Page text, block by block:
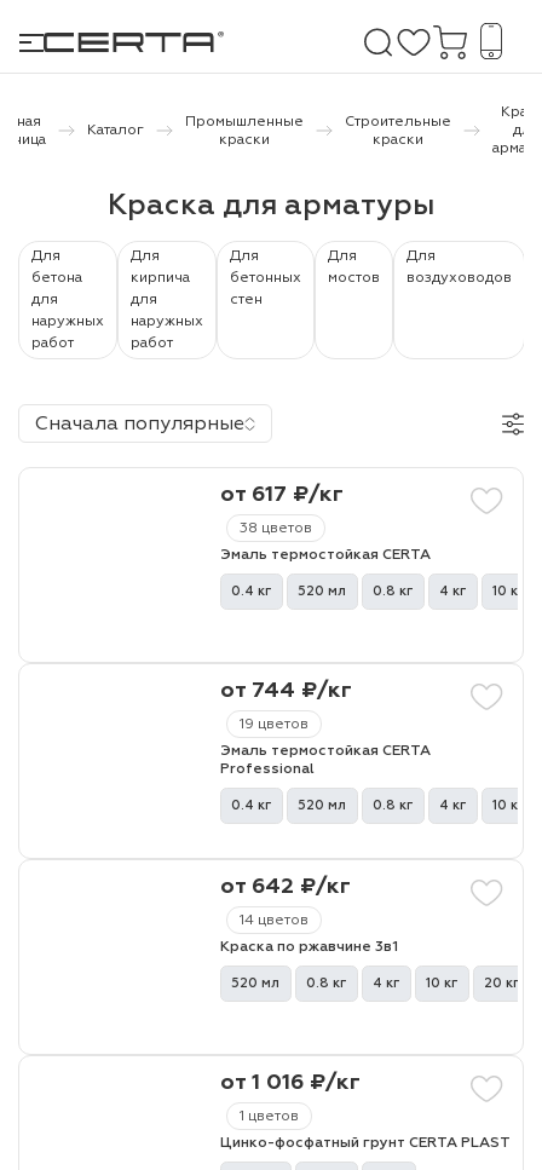
и дачи
металлу
по
Каталог
Промышленные
краски
Строительные
краски
для
Краска для арматуры
Для
бетона
для
наружных
работ
Для
кирпича
для
наружных
работ
Для
бетонных
стен
Для
мостов
Для
воздуховодов
Сначала популярные
38 цветов
от 617 ₽/кг
Эмаль термостойкая CERTA
0.4 кг 520 мл 0.8 кг 4 кг 10 кг
19 цветов
от 744 ₽/кг
Эмаль термостойкая CERTA
Professional
0.4 кг 520 мл 0.8 кг 4 кг 10 кг
14 цветов
от 642 ₽/кг
Краска по ржавчине 3в1
520 мл 0.8 кг 4 кг 10 кг 20 кг
1 цветов
от 1 016 ₽/кг
Цинко-фосфатный грунт CERTA PLAST